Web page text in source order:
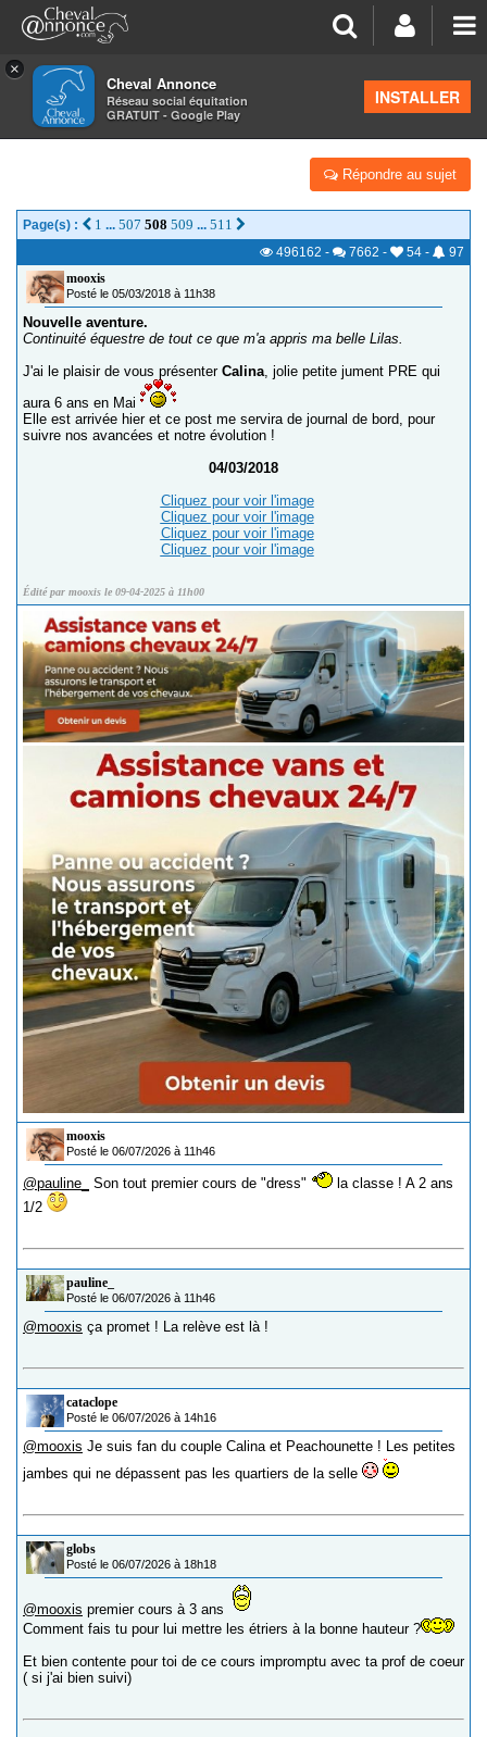
×
Cheval Annonce
Réseau social équitation
GRATUIT - Google Play
INSTALLER
>Vos photos et vidéos
CALINA, UN AMOUR DE PONEY !
Répondre au sujet
Page(s) : 1 ... 507 508 509 ... 511
496162 - 7662 - 54 -
97
mooxis
Posté le 05/03/2018 à 11h38
Nouvelle aventure.
Continuité équestre de tout ce que m'a appris ma belle Lilas.
J'ai le plaisir de vous présenter Calina, jolie petite jument PRE qui
aura 6 ans en Mai
Elle est arrivée hier et ce post me servira de journal de bord, pour
suivre nos avancées et notre évolution !
04/03/2018
Cliquez pour voir l'image
Cliquez pour voir l'image
Cliquez pour voir l'image
Cliquez pour voir l'image
Édité par mooxis le 09-04-2025 à 11h00
mooxis
Posté le 06/07/2026 à 11h46
@pauline_ Son tout premier cours de "dress"
la classe ! A 2 ans
1/2
pauline_
Posté le 06/07/2026 à 11h46
@mooxis ça promet ! La relève est là !
cataclope
Posté le 06/07/2026 à 14h16
@mooxis Je suis fan du couple Calina et Peachounette ! Les petites
jambes qui ne dépassent pas les quartiers de la selle
globs
Posté le 06/07/2026 à 18h18
@mooxis premier cours à 3 ans
Comment fais tu pour lui mettre les étriers à la bonne hauteur ?
Et bien contente pour toi de ce cours impromptu avec ta prof de coeur
( si j'ai bien suivi)